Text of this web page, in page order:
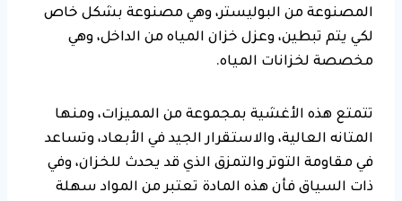
المصنوعة من البوليستر، وهي مصنوعة بشكل خاص
لكي يتم تبطين، وعزل خزان المياه من الداخل، وهي
مخصصة لخزانات المياه.
تتمتع هذه الأغشية بمجموعة من المميزات، ومنها
المتانه العالية، والاستقرار الجيد في الأبعاد، وتساعد
في مقاومة التوتر والتمزق الذي قد يحدث للخزان، وفي
ذات السياق فأن هذه المادة تعتبر من المواد سهلة